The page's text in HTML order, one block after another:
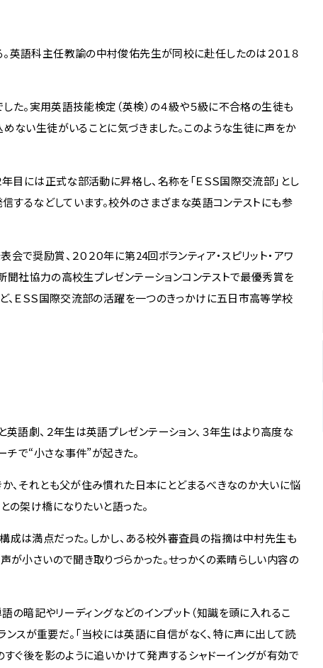
語科主任教諭の中村俊佑先生が同校に赴任したのは２０１８
た。実用英語技能検定（英検）の４級や５級に不合格の生徒も
ない生徒がいることに気づきました。このような生徒に声をか
には正式な部活動に昇格し、名称を「ＥＳＳ国際交流部」とし
するなどしています。校外のさまざまな英語コンテストにも参
奨励賞、２０２０年に第24回ボランティア・スピリット・アワ
聞社協力の高校生プレゼンテーションコンテストで最優秀賞を
、ＥＳＳ国際交流部の活躍を一つのきっかけに五日市高等学校
語劇、２年生は英語プレゼンテーション、３年生はより高度な
チで“小さな事件”が起きた。
、それとも父が住み慣れた日本にとどまるべきなのか大いに悩
の架け橋になりたいと語った。
は満点だった。しかし、ある校外審査員の指摘は中村先生も
小さいので聞き取りづらかった。せっかくの素晴らしい内容の
の暗記やリーディングなどのインプット（知識を頭に入れるこ
ンスが重要だ。「当校には英語に自信がなく、特に声に出して読
ぐ後を影のように追いかけて発声するシャドーイングが有効で